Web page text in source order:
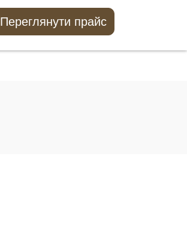
Переглянути прайс